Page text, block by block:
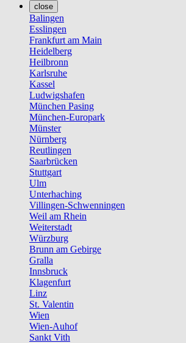
close
Balingen
Esslingen
Frankfurt am Main
Heidelberg
Heilbronn
Karlsruhe
Kassel
Ludwigshafen
München Pasing
München-Europark
Münster
Nürnberg
Reutlingen
Saarbrücken
Stuttgart
Ulm
Unterhaching
Villingen-Schwenningen
Weil am Rhein
Weiterstadt
Würzburg
Brunn am Gebirge
Gralla
Innsbruck
Klagenfurt
Linz
St. Valentin
Wien
Wien-Auhof
Sankt Vith